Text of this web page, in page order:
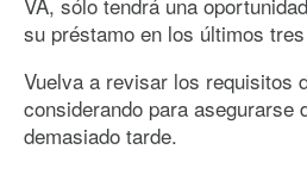
su préstamo en los últimos
Vuelva a revisar los requisitos
considerando para asegurarse
demasiado tarde.